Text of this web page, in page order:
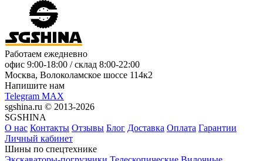
Работаем ежедневно
офис 9:00-18:00 / склад 8:00-22:00
Москва, Волоколамское шоссе 114к2
Напишите нам
Telegram MAX
sgshina.ru © 2013-2026
SGSHINA
О нас Контакты Отзывы Блог Доставка Оплата Гарантии
Личный кабинет
Шины по спецтехнике